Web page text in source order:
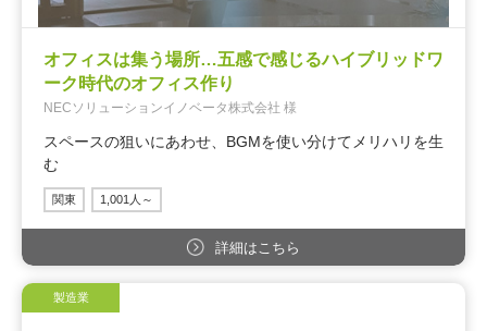
オフィスは集う場所…五感で感じるハイブリッドワ
ーク時代のオフィス作り
NECソリューションイノベータ株式会社 様
スペースの狙いにあわせ、BGMを使い分けてメリハリを生
む
関東 1,001人～
詳細はこちら
製造業